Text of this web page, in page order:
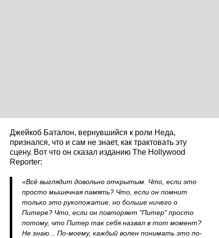
Джейкоб Баталон, вернувшийся к роли Неда,
признался, что и сам не знает, как трактовать эту
сцену. Вот что он сказал изданию The Hollywood
Reporter:
«Всё выглядит довольно открытым. Что, если это
просто мышечная память? Что, если он помнит
только это рукопожатие, но больше ничего о
Питере? Что, если он повторяет "Питер" просто
потому, что Питер так себя назвал в тот момент?
Не знаю... По-моему, каждый волен понимать это по-